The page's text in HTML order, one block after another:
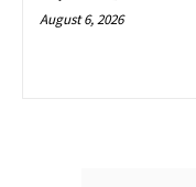
August 6, 2026